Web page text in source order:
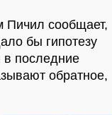
Пичил сообщает,
бы гипотезу
в последние
обратное,